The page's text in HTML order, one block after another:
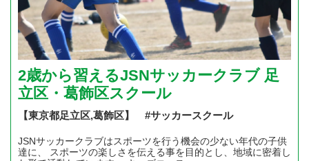
2歳から習えるJSNサッカークラブ 足
立区・葛飾区スクール
【東京都足立区,葛飾区】 #サッカースクール
JSNサッカークラブはスポーツを行う機会の少ない年代の子供
達に、 スポーツの楽しさを伝える事を目的とし、地域に密着し